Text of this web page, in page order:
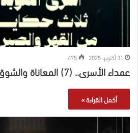
31 أكتوبر، 2025 475
عمداء الأسرى.. (7) المعاناة والشوق للحرية
أكمل القراءة »